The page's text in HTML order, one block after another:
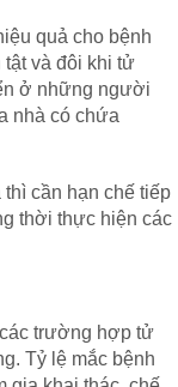
quả cho bệnh
và đôi khi tử
ở những người
nhà có chứa
thì cần hạn chế tiếp
thời thực hiện các
trường hợp tử
Tỷ lệ mắc bệnh